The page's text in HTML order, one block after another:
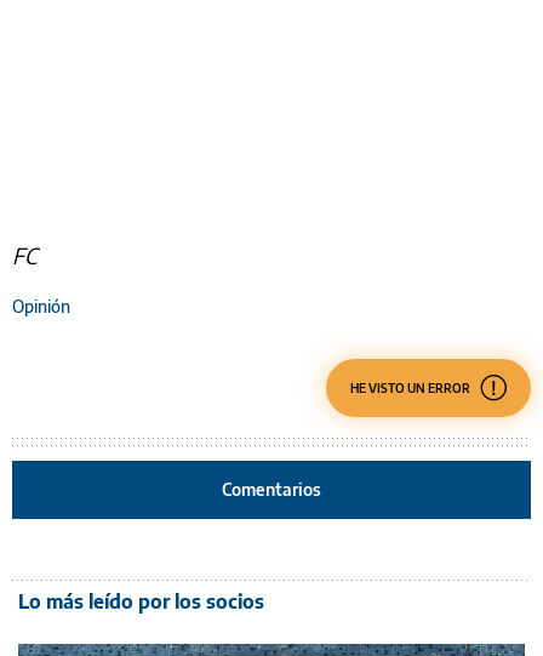
FC
Opinión
HE VISTO UN ERROR
Comentarios
Lo más leído por los socios